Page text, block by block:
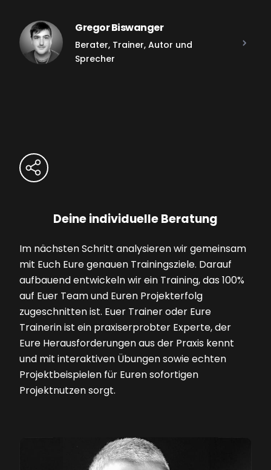
Gregor Biswanger
Berater, Trainer, Autor und
Sprecher
Deine individuelle Beratung
Im nächsten Schritt analysieren wir gemeinsam
mit Euch Eure genauen Trainingsziele. Darauf
aufbauend entwickeln wir ein Training, das 100%
auf Euer Team und Euren Projekterfolg
zugeschnitten ist. Euer Trainer oder Eure
Trainerin ist ein praxiserprobter Experte, der
Eure Herausforderungen aus der Praxis kennt
und mit interaktiven Übungen sowie echten
Projektbeispielen für Euren sofortigen
Projektnutzen sorgt.